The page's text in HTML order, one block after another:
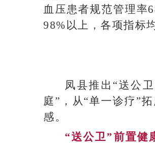
血压患者规范管理率
98%以上，各项指标
凤县推出“送公
庭”，从“单一诊疗”
感。
“送公卫”前置健